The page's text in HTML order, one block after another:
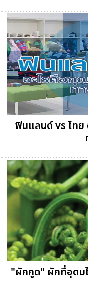
ฟินแลนด์ vs ไทย
"ผักกูด" ผักที่อุดม